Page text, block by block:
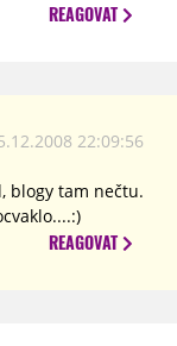
REAGOVAT
22:09:56
blogy tam nečtu.
REAGOVAT